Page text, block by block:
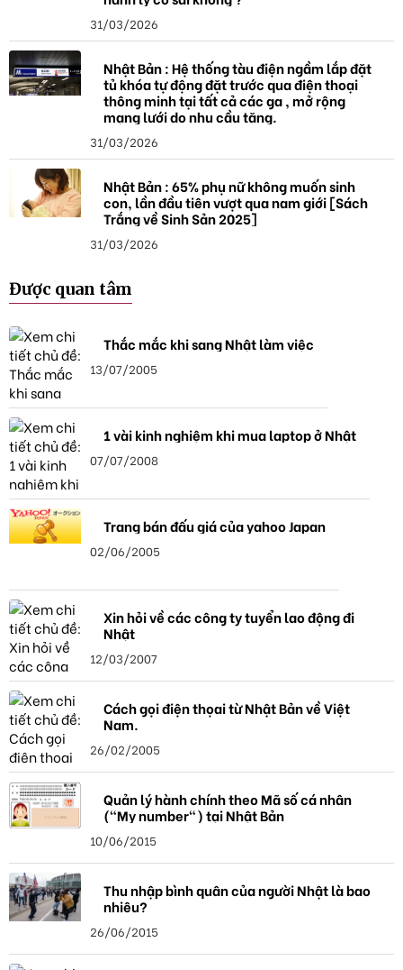
31/03/2026
Nhật Bản : Hệ thống tàu điện ngầm lắp đặt
tủ khóa tự động đặt trước qua điện thoại
thông minh tại tất cả các ga , mở rộng
mạng lưới do nhu cầu tăng.
31/03/2026
Nhật Bản : 65% phụ nữ không muốn sinh
con, lần đầu tiên vượt qua nam giới [Sách
Trắng về Sinh Sản 2025]
31/03/2026
Được quan tâm
Thắc mắc khi sang Nhật làm việc
13/07/2005
1 vài kinh nghiệm khi mua laptop ở Nhật
07/07/2008
Trang bán đấu giá của yahoo Japan
02/06/2005
Xin hỏi về các công ty tuyển lao động đi
Nhật
12/03/2007
Cách gọi điện thọai từ Nhật Bản về Việt
Nam.
26/02/2005
Quản lý hành chính theo Mã số cá nhân
("My number") tại Nhật Bản
10/06/2015
Thu nhập bình quân của người Nhật là bao
nhiêu?
26/06/2015